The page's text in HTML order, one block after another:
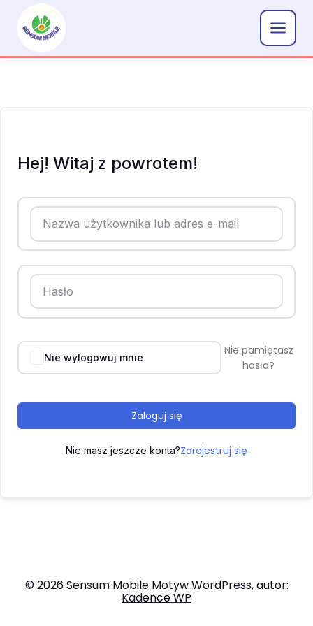
treści
Hej! Witaj z powrotem!
Nie wylogowuj mnie
Nie pamiętasz
hasła?
Zaloguj się
Nie masz jeszcze konta?Zarejestruj się
© 2026 Sensum Mobile Motyw WordPress, autor:
Kadence WP